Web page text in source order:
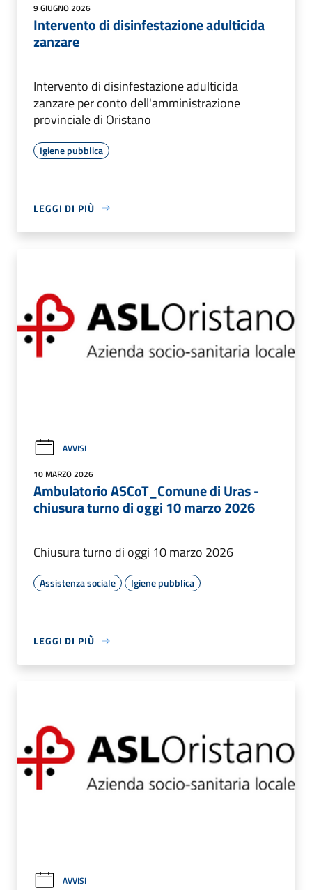
9 GIUGNO 2026
Intervento di disinfestazione adulticida
zanzare
Intervento di disinfestazione adulticida
zanzare per conto dell'amministrazione
provinciale di Oristano
Igiene pubblica
LEGGI DI PIÙ
AVVISI
10 MARZO 2026
Ambulatorio ASCoT_Comune di Uras -
chiusura turno di oggi 10 marzo 2026
Chiusura turno di oggi 10 marzo 2026
Assistenza sociale Igiene pubblica
LEGGI DI PIÙ
AVVISI